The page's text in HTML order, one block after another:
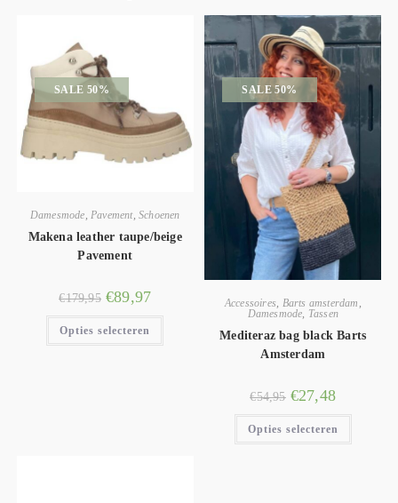
SALE 50%
Damesmode Pavement,Schoenen
Makena leather taupe/beige
Pavement
€179,95 €89,97
Opties selecteren
SALE 50%
Accessoires, Barts amsterdam ,
Damesmode, Tassen
Mediteraz bag black Barts
Amsterdam
€54,95 €27,48
Opties selecteren